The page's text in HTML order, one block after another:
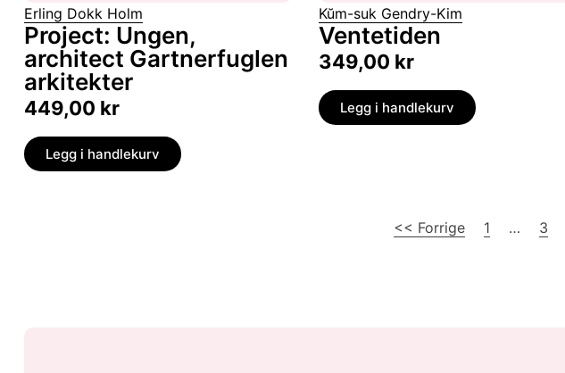
Erling Dokk Holm
Project: Ungen,
architect Gartnerfuglen
arkitekter
449,00 kr
Legg i handlekurv
Kŭm-suk Gendry-Kim
Ventetiden
349,00 kr
Legg i handlekurv
<< Forrige 1 … 3